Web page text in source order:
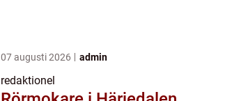
07 augusti 2026 admin
redaktionel